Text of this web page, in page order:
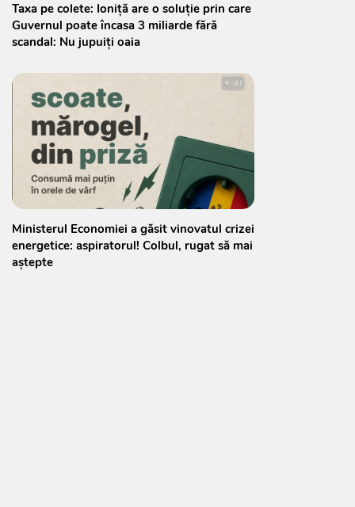
Taxa pe colete: Ioniță are o soluție prin care
Guvernul poate încasa 3 miliarde fără
scandal: Nu jupuiți oaia
Ministerul Economiei a găsit vinovatul crizei
energetice: aspiratorul! Colbul, rugat să mai
aștepte